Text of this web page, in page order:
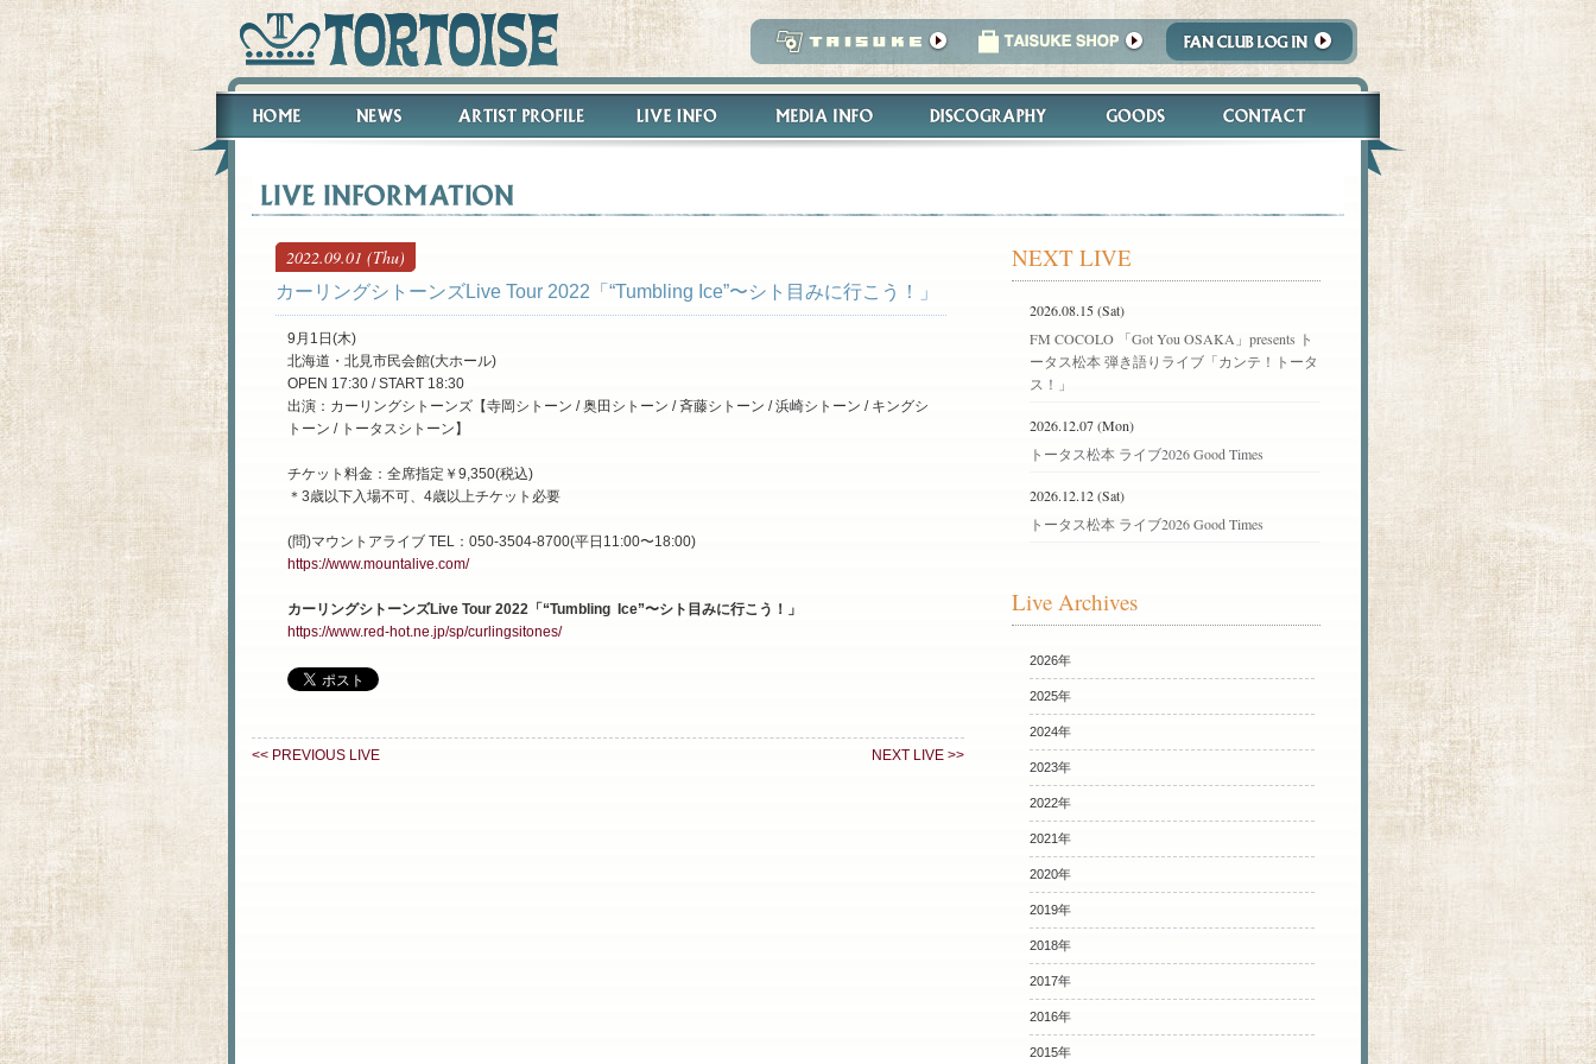
2022.09.01 (Thu)
カーリングシトーンズLive Tour 2022「“Tumbling Ice”〜シト目みに行こう！」
9月1日(木)
北海道・北見市民会館(大ホール)
OPEN 17:30 / START 18:30
出演：カーリングシトーンズ【寺岡シトーン / 奥田シトーン / 斉藤シトーン / 浜崎シトーン / キングシ
トーン / トータスシトーン】
チケット料金：全席指定￥9,350(税込)
＊3歳以下入場不可、4歳以上チケット必要
(問)マウントアライブ TEL：050-3504-8700(平日11:00〜18:00)
https://www.mountalive.com/
カーリングシトーンズLive Tour 2022「“Tumbling Ice”〜シト目みに行こう！」
https://www.red-hot.ne.jp/sp/curlingsitones/
<< PREVIOUS LIVE NEXT LIVE >>
NEXT LIVE
2026.08.15 (Sat)
FM COCOLO 「Got You OSAKA」presents ト
ータス松本 弾き語りライブ「カンテ！トータ
ス！」
2026.12.07 (Mon)
トータス松本 ライブ2026 Good Times
2026.12.12 (Sat)
トータス松本 ライブ2026 Good Times
Live Archives
2026年
2025年
2024年
2023年
2022年
2021年
2020年
2019年
2018年
2017年
2016年
2015年